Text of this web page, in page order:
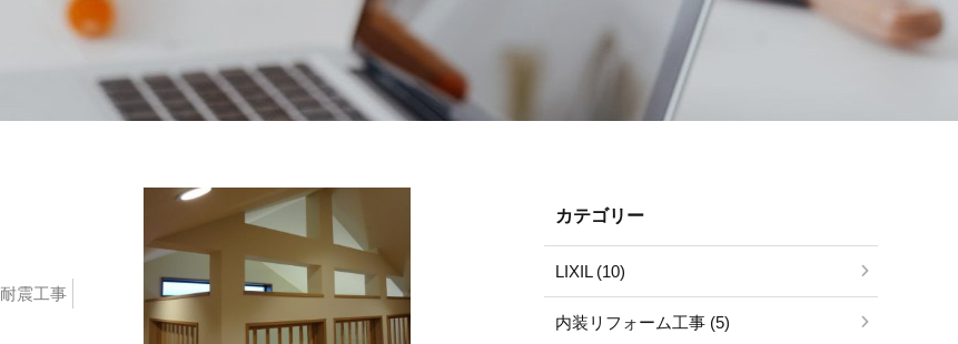
耐震工事
カテゴリー
LIXIL (10)
内装リフォーム工事 (5)